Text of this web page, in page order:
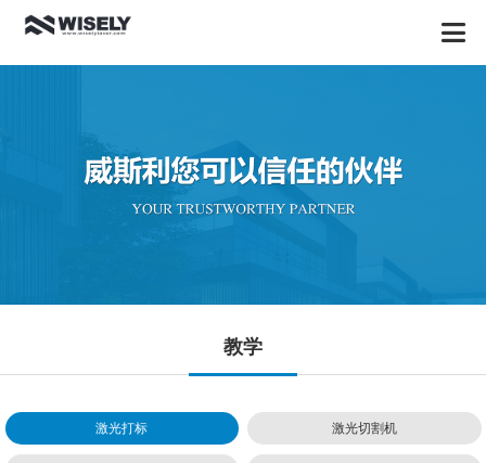
教学
激光打标 激光切割机